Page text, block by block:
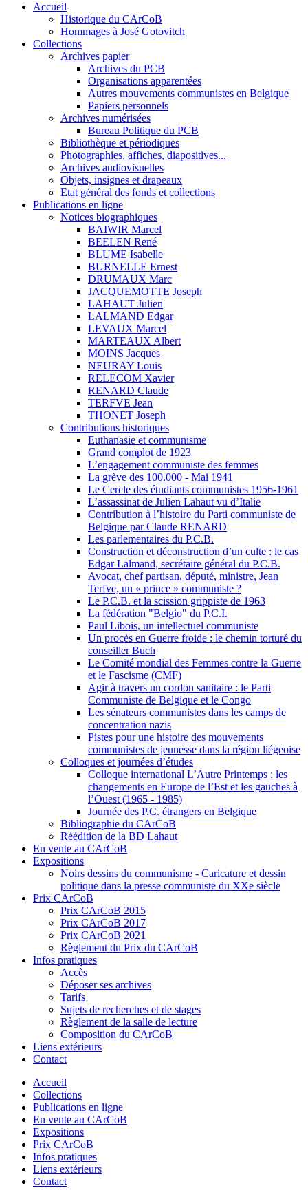
Accueil
Historique du CArCoB
Hommages à José Gotovitch
Collections
Archives papier
Archives du PCB
Organisations apparentées
Autres mouvements communistes en Belgique
Papiers personnels
Archives numérisées
Bureau Politique du PCB
Bibliothèque et périodiques
Photographies, affiches, diapositives...
Archives audiovisuelles
Objets, insignes et drapeaux
Etat général des fonds et collections
Publications en ligne
Notices biographiques
BAIWIR Marcel
BEELEN René
BLUME Isabelle
BURNELLE Ernest
DRUMAUX Marc
JACQUEMOTTE Joseph
LAHAUT Julien
LALMAND Edgar
LEVAUX Marcel
MARTEAUX Albert
MOINS Jacques
NEURAY Louis
RELECOM Xavier
RENARD Claude
TERFVE Jean
THONET Joseph
Contributions historiques
Euthanasie et communisme
Grand complot de 1923
L’engagement communiste des femmes
La grève des 100.000 - Mai 1941
Le Cercle des étudiants communistes 1956-1961
L’assassinat de Julien Lahaut vu d’Italie
Contribution à l’histoire du Parti communiste de
Belgique par Claude RENARD
Les parlementaires du P.C.B.
Construction et déconstruction d’un culte : le cas
Edgar Lalmand, secrétaire général du P.C.B.
Avocat, chef partisan, député, ministre, Jean
Terfve, un « prince » communiste ?
Le P.C.B. et la scission grippiste de 1963
La fédération "Belgio" du P.C.I.
Paul Libois, un intellectuel communiste
Un procès en Guerre froide : le chemin torturé du
conseiller Buch
Le Comité mondial des Femmes contre la Guerre
et le Fascisme (CMF)
Agir à travers un cordon sanitaire : le Parti
Communiste de Belgique et le Congo
Les sénateurs communistes dans les camps de
concentration nazis
Pistes pour une histoire des mouvements
communistes de jeunesse dans la région liégeoise
Colloques et journées d’études
Colloque international L’Autre Printemps : les
changements en Europe de l’Est et les gauches à
l’Ouest (1965 - 1985)
Journée des P.C. étrangers en Belgique
Bibliographie du CArCoB
Réédition de la BD Lahaut
En vente au CArCoB
Expositions
Noirs dessins du communisme - Caricature et dessin
politique dans la presse communiste du XXe siècle
Prix CArCoB
Prix CArCoB 2015
Prix CArCoB 2017
Prix CArCoB 2021
Règlement du Prix du CArCoB
Infos pratiques
Accès
Déposer ses archives
Tarifs
Sujets de recherches et de stages
Règlement de la salle de lecture
Composition du CArCoB
Liens extérieurs
Contact
Accueil
Collections
Publications en ligne
En vente au CArCoB
Expositions
Prix CArCoB
Infos pratiques
Liens extérieurs
Contact